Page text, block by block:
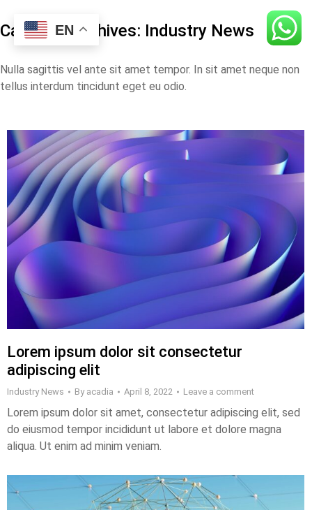
Category Archives: Industry News
Nulla sagittis vel ante sit amet tempor. In sit amet neque non
tellus interdum tincidunt eget eu odio.
Lorem ipsum dolor sit consectetur
adipiscing elit
Industry News By acadia April 8, 2022 Leave a comment
Lorem ipsum dolor sit amet, consectetur adipiscing elit, sed
do eiusmod tempor incididunt ut labore et dolore magna
aliqua. Ut enim ad minim veniam.
EN